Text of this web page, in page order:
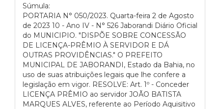
Súmula:
PORTARIA N° 050/2023. Quarta-feira 2 de Agosto
de 2023 10 - Ano IV - N° 526 Jaborandi Diário Oficial
do MUNICIPIO. "DISPÕE SOBRE CONCESSÃO
DE LICENÇA-PRÊMIO À SERVIDOR E DÁ
OUTRAS PROVIDÊNCIAS." O PREFEITO
MUNICIPAL DE JABORANDI, Estado da Bahia, no
uso de suas atribuições legais que lhe confere a
legislação em vigor. RESOLVE: Art. 1º - Conceder
LICENÇA PRÊMIO ao servidor JOÃO BATISTA
MARQUES ALVES, referente ao Período Aquisitivo